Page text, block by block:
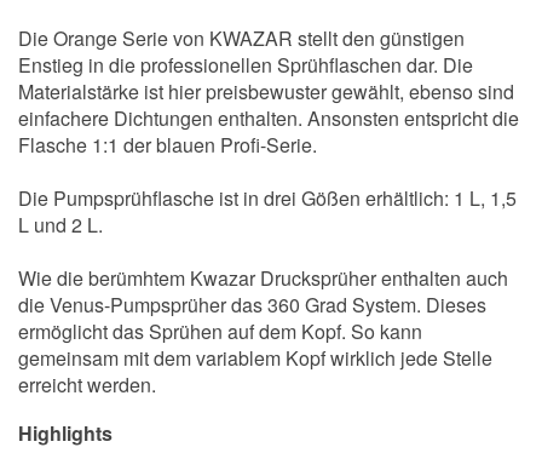
Die Orange Serie von KWAZAR stellt den günstigen
Enstieg in die professionellen Sprühflaschen dar. Die
Materialstärke ist hier preisbewuster gewählt, ebenso sind
einfachere Dichtungen enthalten. Ansonsten entspricht die
Flasche 1:1 der blauen Profi-Serie.
Die Pumpsprühflasche ist in drei Gößen erhältlich: 1 L, 1,5
L und 2 L.
Wie die berümhtem Kwazar Drucksprüher enthalten auch
die Venus-Pumpsprüher das 360 Grad System. Dieses
ermöglicht das Sprühen auf dem Kopf. So kann
gemeinsam mit dem variablem Kopf wirklich jede Stelle
erreicht werden.
Highlights